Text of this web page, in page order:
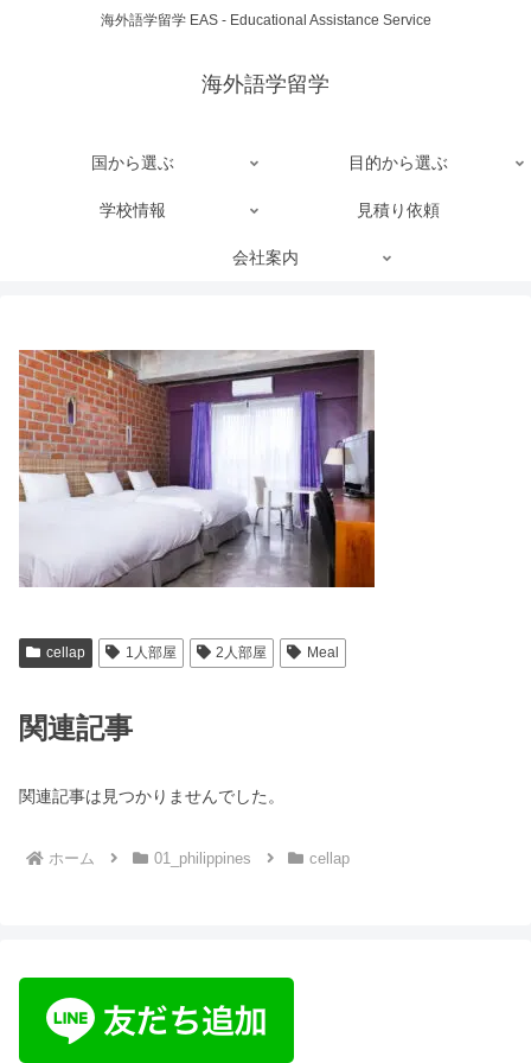
海外語学留学 EAS - Educational Assistance Service
海外語学留学
国から選ぶ 目的から選ぶ
学校情報 見積り依頼
会社案内
cellap 1人部屋 2人部屋 Meal
関連記事
関連記事は見つかりませんでした。
ホーム 01_philippines cellap